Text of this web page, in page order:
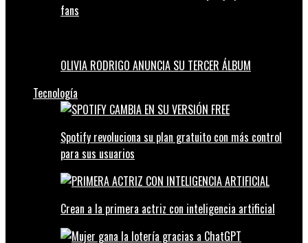
fans
OLIVIA RODRIGO ANUNCIA SU TERCER ÁLBUM
Tecnología
Spotify revoluciona su plan gratuito con más control
para sus usuarios
Crean a la primera actriz con inteligencia artificial